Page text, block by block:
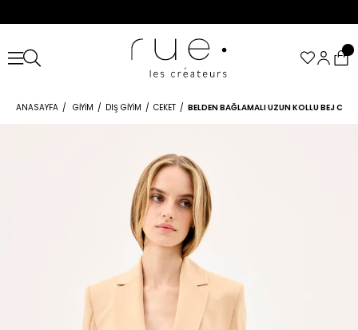
ANASAYFA GIYIM DIŞ GIYIM CEKET BELDEN BAĞLAMALI UZUN KOLLU BEJ